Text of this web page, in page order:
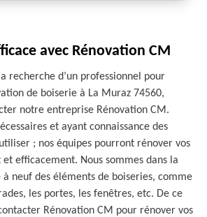
avec Rénovation CM
recherche d’un professionnel pour
de boiserie à La Muraz 74560,
notre entreprise Rénovation CM.
et ayant connaissance des
; nos équipes pourront rénover vos
efficacement. Nous sommes dans la
neuf des éléments de boiseries, comme
les portes, les fenêtres, etc. De ce
Rénovation CM pour rénover vos